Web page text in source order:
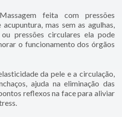
Massagem feita com pressões
mas sem as agulhas,
pressões circulares ela pode
o funcionamento dos órgãos
da pele e a circulação,
ajuda na eliminação das
reflexos na face para aliviar